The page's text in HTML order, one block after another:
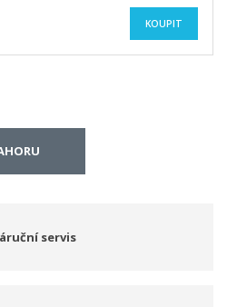
KOUPIT
servis